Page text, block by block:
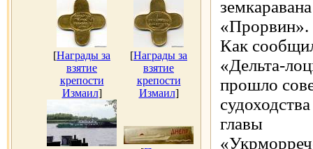
[Награды за
взятие
крепости
Измаил]
[Награды за
взятие
крепости
Измаил]
«Прорвин».
Как
«Дельта-
прошло
главы